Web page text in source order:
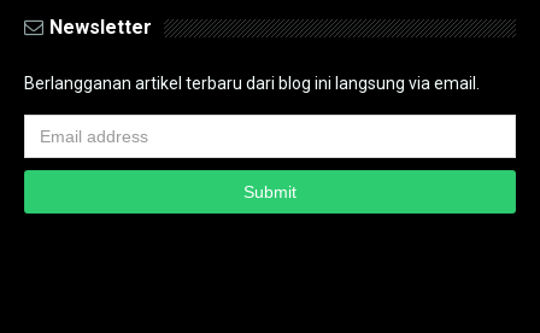
Newsletter
Berlangganan artikel terbaru dari blog ini langsung via email.